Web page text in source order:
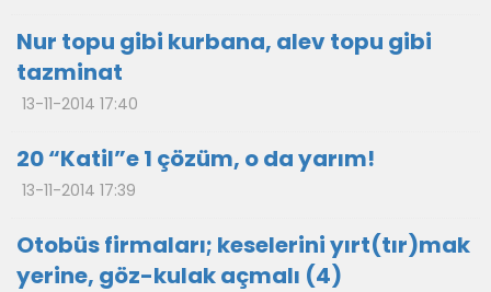
Nur topu gibi kurbana, alev topu gibi
tazminat
13-11-2014 17:40
20 “Katil”e 1 çözüm, o da yarım!
13-11-2014 17:39
Otobüs firmaları; keselerini yırt(tır)mak
yerine, göz-kulak açmalı (4)